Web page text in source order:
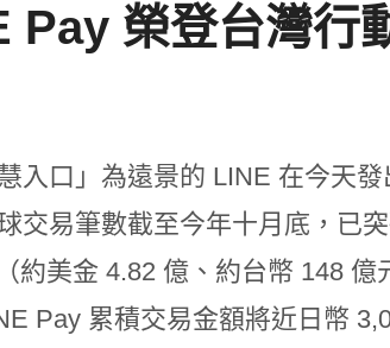
Pay 榮登台灣行
入口」為遠景的 LINE 在今天
交易筆數截至今年十月底，已
約美金 4.82 億、約台幣 148
Pay 累積交易金額將近日幣